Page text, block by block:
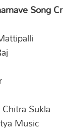
Song
Sukla
Music